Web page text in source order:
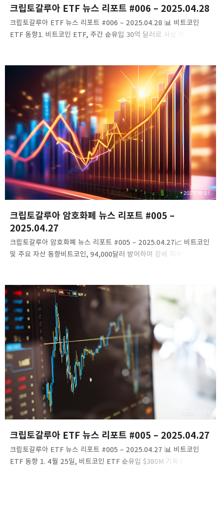
​크립토갈루아 ETF 뉴스 리포트 #006 – 2025.04.28
​크립토갈루아 ETF 뉴스 리포트 #006 – 2025.04.28​ 📊 비트코인
ETF 동향1. 비트코인 ETF, 주간 순유입 30억 달러로 사상 최대치
BlackRock의 IBIT가 주도적인 역할을 하며 기관 투자자들의 관심을
끌었습니다. 이러한 자금 유입은 비트코인의 시장 점유율 상승과 함께
ETF를 통한 투자 수요가 증가하고 있음을 나타냅니다.링크:
BeInCrypto 기사 보기게시일시: 2025.04.27​2. BlackRock의 IBIT,
하루 순유입 3억 3천만 달러 기록4월 25일, BlackRock의 비트코인
현물 ETF인 IBIT는 하루 동안 3억..
크립토갈루아 암호화폐 뉴스 리포트 #005 –
2025.04.27
2025. 4. 27.
크립토갈루아 암호화폐 뉴스 리포트 #005 – 2025.04.27📈 비트코인
및 주요 자산 동향비트코인, 94,000달러 방어하며 강세 지속비트코인
플러스 등 긍정적인 흐름이 지속되고 있으며, 공급량의 87%가 수익
구간에 진입했습니다. 시가총액은 은을 넘어섰고 점유율은 63%에
도달했습니다.링크: CryptoHub 기사 보기게시일시:
2025.04.27비트코인, 트럼프 당선 이후 최대 주간 상승률
기록비트코인은 이번 주 11% 상승하며 2024년 트럼프 대통령 당선
이후 가장 강한 주간 상승률을 기록할 것으로 보입니다. ETF
시장에서는 주간 26.8억 달..
크립토갈루아 ETF 뉴스 리포트 #005 – 2025.04.27
2025. 4. 27.
크립토갈루아 ETF 뉴스 리포트 #005 – 2025.04.27​ 📊 비트코인
ETF 동향 1. 4월 25일, 비트코인 ETF 순유입 $380M 기록4월 25일,